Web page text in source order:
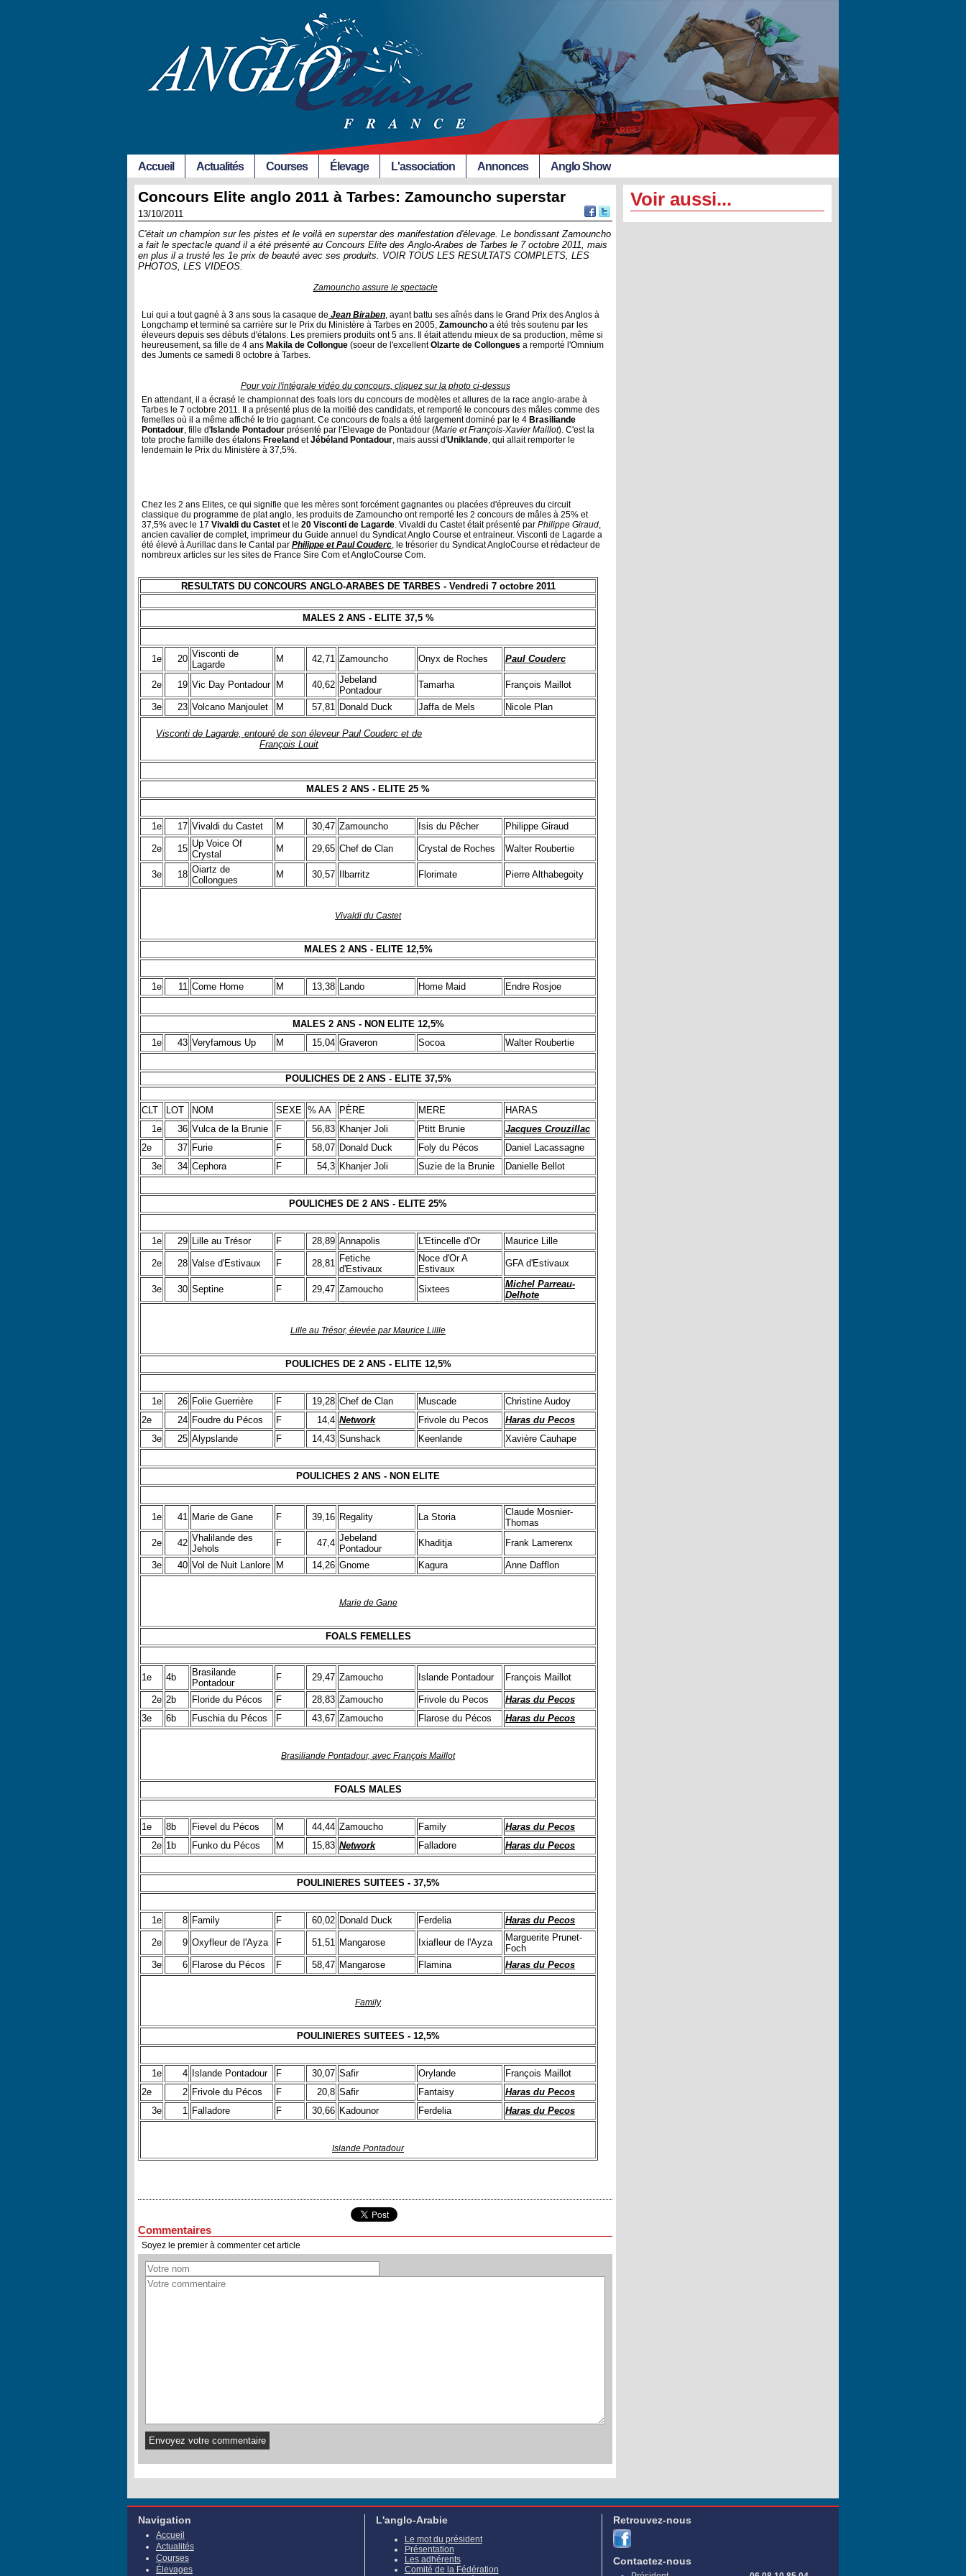
Accueil Actualités Courses Élevage L'association Annonces Anglo Show
Concours Elite anglo 2011 à Tarbes: Zamouncho superstar
13/10/2011
C'était un champion sur les pistes et le voilà en superstar des manifestation d'élevage. Le bondissant Zamouncho
a fait le spectacle quand il a été présenté au Concours Elite des Anglo-Arabes de Tarbes le 7 octobre 2011, mais
en plus il a trusté les 1e prix de beauté avec ses produits. VOIR TOUS LES RESULTATS COMPLETS, LES
PHOTOS, LES VIDEOS.
Zamouncho assure le spectacle
Lui qui a tout gagné à 3 ans sous la casaque de Jean Biraben, ayant battu ses aînés dans le Grand Prix des Anglos à
Longchamp et terminé sa carrière sur le Prix du Ministère à Tarbes en 2005, Zamouncho a été très soutenu par les
éleveurs depuis ses débuts d'étalons. Les premiers produits ont 5 ans. Il était attendu mieux de sa production, même si
heureusement, sa fille de 4 ans Makila de Collongue (soeur de l'excellentOlzarte de Collongues a remporté l'Omnium
des Juments ce samedi 8 octobre à Tarbes.
Pour voir l'intégrale vidéo du concours, cliquez sur la photo ci-dessus
En attendant, il a écrasé le championnat des foals lors du concours de modèles et allures de la race anglo-arabe à
Tarbes le 7 octobre 2011. Il a présenté plus de la moitié des candidats, et remporté le concours des mâles comme des
femelles où il a même affiché le trio gagnant. Ce concours de foals a été largement dominé par le 4 Brasiliande
Pontadour, fille d' Islande Pontadour présenté par l'Elevage de Pontadour (Marie et François-Xavier Maillot). C'est la
tote proche famille des étalons Freeland etJébéland Pontadour, mais aussi d'Uniklande, qui allait remporter le
lendemain le Prix du Ministère à 37,5%.
Chez les 2 ans Elites, ce qui signifie que les mères sont forcément gagnantes ou placées d'épreuves du circuit
classique du programme de plat anglo, les produits de Zamouncho ont remporté les 2 concours de mâles à 25% et
37,5% avec le 17 Vivaldi du Castet et le 20 Visconti de Lagarde. Vivaldi du Castet était présenté par Philippe Giraud,
ancien cavalier de complet, imprimeur du Guide annuel du Syndicat Anglo Course et entraineur. Visconti de Lagarde a
été élevé à Aurillac dans le Cantal par Philippe et Paul Couderc, le trésorier du Syndicat AngloCourse et rédacteur de
nombreux articles sur les sites de France Sire Com et AngloCourse Com.
RESULTATS DU CONCOURS ANGLO-ARABES DE TARBES - Vendredi 7 octobre 2011
MALES 2 ANS - ELITE 37,5 %
1e 20 Visconti de
Lagarde
M 42,71 Zamouncho Onyx de Roches Paul Couderc
2e 19 Vic Day Pontadour M 40,62 Jebeland
Pontadour
Tamarha François Maillot
3e 23 Volcano Manjoulet M 57,81 Donald Duck Jaffa de Mels Nicole Plan
Visconti de Lagarde, entouré de son éleveur Paul Couderc et de
François Louit
MALES 2 ANS - ELITE 25 %
1e 17 Vivaldi du Castet M 30,47 Zamouncho Isis du Pêcher Philippe Giraud
2e 15 Up Voice Of
Crystal
M 29,65 Chef de Clan Crystal de Roches Walter Roubertie
3e 18 Oiartz de
Collongues
M 30,57 Ilbarritz Florimate Pierre Althabegoity
Vivaldi du Castet
MALES 2 ANS - ELITE 12,5%
1e 11 Come Home M 13,38 Lando Home Maid Endre Rosjoe
MALES 2 ANS - NON ELITE 12,5%
1e
43 Veryfamous Up M 15,04 Graveron Socoa Walter Roubertie
POULICHES DE 2 ANS - ELITE 37,5%
CLT LOT NOM SEXE % AA PÈRE MERE
HARAS
1e
36 Vulca de la Brunie F 56,83 Khanjer Joli Ptitt Brunie
Jacques Crouzillac
2e
37 Furie F 58,07 Donald Duck Foly du Pécos
Daniel Lacassagne
3e
34 Cephora F 54,3 Khanjer Joli Suzie de la Brunie Danielle Bellot
POULICHES DE 2 ANS - ELITE 25%
1e 29 Lille au Trésor F 28,89 Annapolis L'Etincelle d'Or Maurice Lille
2e 28 Valse d'Estivaux F 28,81 Fetiche
d'Estivaux
Noce d'Or A
Estivaux
GFA d'Estivaux
3e 30 Septine F 29,47 Zamoucho Sixtees
Michel Parreau-
Delhote
Lille au Trésor, élevée par Maurice Lillle
POULICHES DE 2 ANS - ELITE 12,5%
1e 26 Folie Guerrière F 19,28 Chef de Clan Muscade
Christine Audoy
2e
24 Foudre du Pécos F 14,4 Network Frivole du Pecos
Haras du Pecos
3e
25 Alypslande F 14,43 Sunshack Keenlande Xavière Cauhape
POULICHES 2 ANS - NON ELITE
1e 41 Marie de Gane F 39,16 Regality La Storia
Claude Mosnier-
Thomas
2e
42 Vhalilande des
Jehols
F 47,4 Jebeland
Pontadour
Khaditja Frank Lamerenx
3e 40 Vol de Nuit Lanlore M 14,26 Gnome Kagura Anne Dafflon
Marie de Gane
FOALS FEMELLES
1e 4b
Brasilande
Pontadour
F 29,47 Zamoucho Islande Pontadour François Maillot
2e 2b Floride du Pécos F 28,83 Zamoucho Frivole du Pecos
Haras du Pecos
3e
6b Fuschia du Pécos F 43,67 Zamoucho Flarose du Pécos Haras du Pecos
Brasiliande Pontadour, avec François Maillot
FOALS MALES
1e 8b Fievel du Pécos M 44,44 Zamoucho Family
Haras du Pecos
2e 1b Funko du Pécos M 15,83 Network Falladore Haras du Pecos
POULINIERES SUITEES - 37,5%
1e 8 Family F 60,02 Donald Duck Ferdelia Haras du Pecos
2e 9 Oxyfleur de l'Ayza F 51,51 Mangarose Ixiafleur de l'Ayza
Marguerite Prunet-
Foch
3e
6 Flarose du Pécos F 58,47 Mangarose Flamina Haras du Pecos
Family
POULINIERES SUITEES - 12,5%
1e 4 Islande Pontadour F 30,07 Safir Orylande
François Maillot
2e
2 Frivole du Pécos F 20,8 Safir Fantaisy
Haras du Pecos
3e
1 Falladore F 30,66 Kadounor Ferdelia Haras du Pecos
Islande Pontadour
Commentaires
Soyez le premier à commenter cet article
Voir aussi...
Navigation
Accueil
Actualités
Courses
Élevages
L'anglo-Arabie
Le mot du président
Présentation
Les adhérents
Comité de la Fédération
Retrouvez-nous
Contactez-nous